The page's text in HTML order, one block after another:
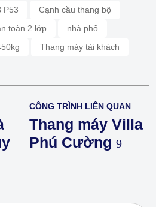
P53
Cạnh cầu thang bộ
toàn 2 lớp
nhà phố
Thang máy tải khách
CÔNG TRÌNH LIÊN QUAN
Thang máy Villa
Phú Cường